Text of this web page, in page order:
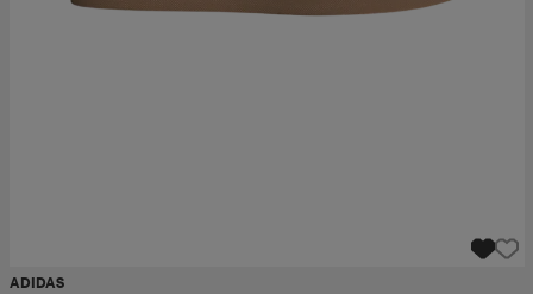
ADIDAS